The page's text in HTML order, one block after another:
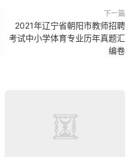
下一篇
2021年辽宁省朝阳市教师招聘
考试中小学体育专业历年真题汇
编卷